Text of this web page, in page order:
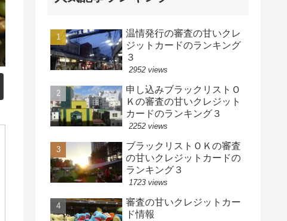
温情発行の審査の甘いクレ
ジットカードのランキング
３
2952 views
申し込みブラックリストＯ
Ｋの審査の甘いクレジット
カードのランキング３
2252 views
ブラックリストＯＫの審査
の甘いクレジットカードの
ランキング３
1723 views
審査の甘いクレジットカー
ド情報